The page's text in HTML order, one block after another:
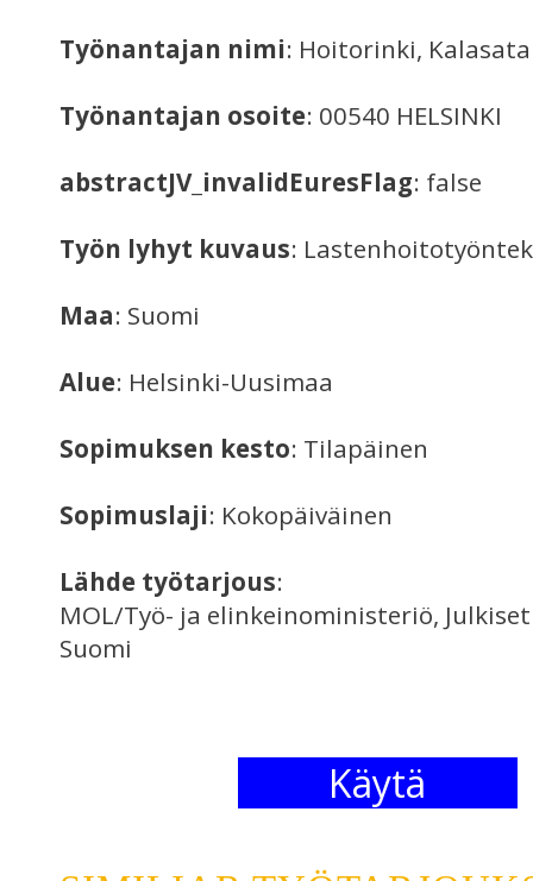
Työnantajan nimi: Hoitorinki,
Työnantajan osoite: 00540 HELSINKI
abstractJV_invalidEuresFlag: false
Työn lyhyt kuvaus:
Maa: Suomi
Alue: Helsinki-Uusimaa
Sopimuksen kesto: Tilapäinen
Sopimuslaji: Kokopäiväinen
Lähde työtarjous:
MOL/Työ- ja elinkeinoministeriö,
Suomi
Käytä